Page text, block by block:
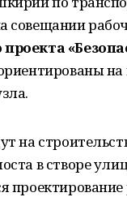
совещании
на
в створе